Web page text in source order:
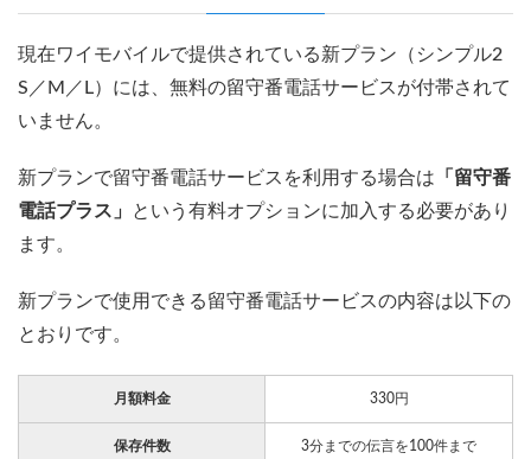
現在ワイモバイルで提供されている新プラン（シンプル2
S／M／L）には、無料の留守番電話サービスが付帯されて
いません。
新プランで留守番電話サービスを利用する場合は 「留守番
電話プラス」
という有料オプションに加入する必要があり
ます。
新プランで使用できる留守番電話サービスの内容は以下の
とおりです。
月額料金 330円
保存件数 3分までの伝言を100件まで